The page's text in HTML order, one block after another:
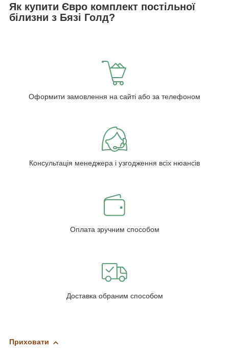
Як купити Євро комплект постільної
білизни з Бязі Голд?
Оформити замовлення на сайті або за телефоном
Консультація менеджера і узгодження всіх нюансів
Оплата зручним способом
Доставка обраним способом
Приховати